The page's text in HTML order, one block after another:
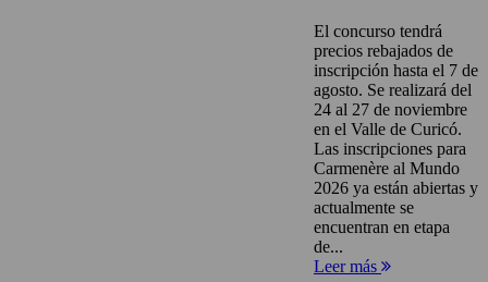
El concurso tendrá
precios rebajados de
inscripción hasta el 7 de
agosto. Se realizará del
24 al 27 de noviembre
en el Valle de Curicó.
Las inscripciones para
Carmenère al Mundo
2026 ya están abiertas y
actualmente se
encuentran en etapa
de...
Leer más